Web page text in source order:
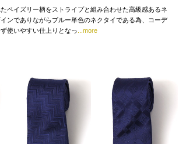
ペイズリー柄をストライプと組み合わせた高級感あるネ
ンでありながらブルー単色のネクタイである為、コーデ
使いやすい仕上りとなっ ...more